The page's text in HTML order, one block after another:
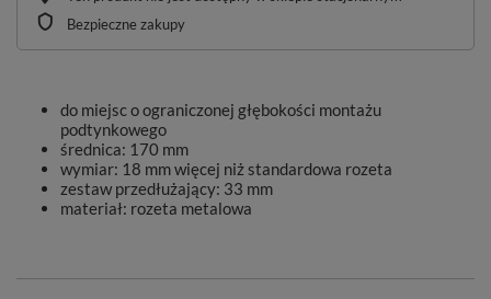
Bezpieczne zakupy
do miejsc o ograniczonej głębokości montażu
podtynkowego
średnica: 170 mm
wymiar: 18 mm więcej niż standardowa rozeta
zestaw przedłużający: 33 mm
materiał: rozeta metalowa